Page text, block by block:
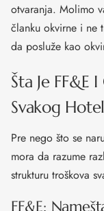
otvaranja. Molimo
članku okvirne i ne
da posluže kao
Šta Je FF&E
Svakog
Pre nego što se
mora da razume
strukturu troškova
FF&E: